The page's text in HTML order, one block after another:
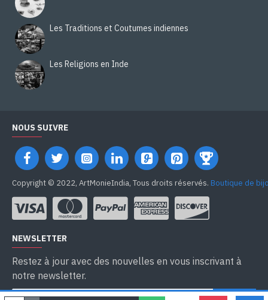
Les Traditions et Coutumes indiennes
Les Religions en Inde
NOUS SUIVRE
Copyright © 2022, ArtMonieIndia, Tous droits réservés. Boutique de
NEWSLETTER
Restez à jour avec des nouvelles en vous inscrivant à
notre newsletter.